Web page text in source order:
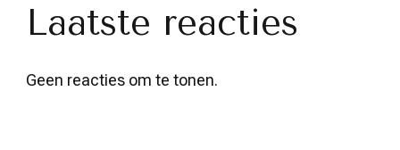
Laatste reacties
Geen reacties om te tonen.